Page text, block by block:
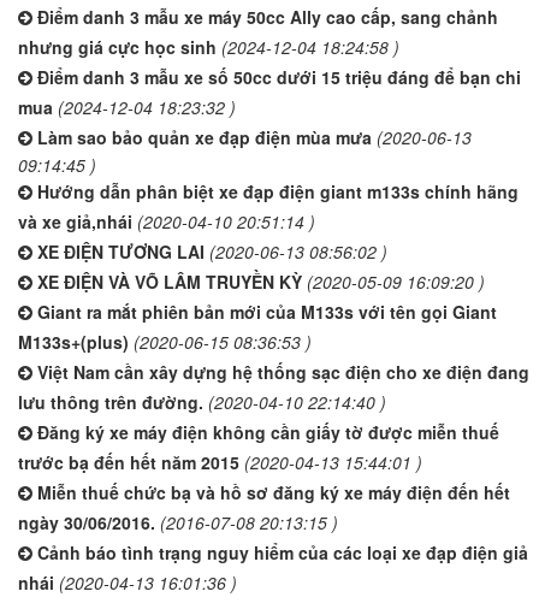
Điểm danh 3 mẫu xe máy 50cc Ally cao cấp, sang chảnh
nhưng giá cực học sinh (2024-12-04 18:24:58 )
Điểm danh 3 mẫu xe số 50cc dưới 15 triệu đáng để bạn chi
mua (2024-12-04 18:23:32 )
Làm sao bảo quản xe đạp điện mùa mưa (2020-06-13
09:14:45 )
Hướng dẫn phân biệt xe đạp điện giant m133s chính hãng
và xe giả,nhái (2020-04-10 20:51:14 )
XE ĐIỆN TƯƠNG LAI (2020-06-13 08:56:02 )
XE ĐIỆN VÀ VÕ LÂM TRUYỀN KỲ (2020-05-09 16:09:20 )
Giant ra mắt phiên bản mới của M133s với tên gọi Giant
M133s+(plus) (2020-06-15 08:36:53 )
Việt Nam cần xây dựng hệ thống sạc điện cho xe điện đang
lưu thông trên đường. (2020-04-10 22:14:40 )
Đăng ký xe máy điện không cần giấy tờ được miễn thuế
trước bạ đến hết năm 2015 (2020-04-13 15:44:01 )
Miễn thuế chức bạ và hồ sơ đăng ký xe máy điện đến hết
ngày 30/06/2016. (2016-07-08 20:13:15 )
Cảnh báo tình trạng nguy hiểm của các loại xe đạp điện giả
nhái (2020-04-13 16:01:36 )